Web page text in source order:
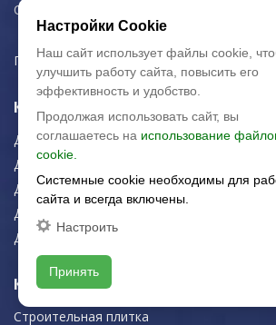
ОГРН 1115024004336
Политика конфиденциальности
Керамогранит
Для пола
Для фасада
Для дома/офиса
Для МОП
Для улицы
Керамическая плитка
Строительная плитка
Настройки Cookie
Наш сайт использует файлы cookie,
улучшить работу сайта, повысить его
эффективность и удобство.
Продолжая использовать сайт, вы
соглашаетесь на использование
cookie.
Системные cookie необходимы для
сайта и всегда включены.
Настроить
Принять